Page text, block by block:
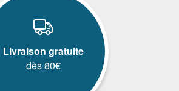
Livraison gratuite
dès 80€